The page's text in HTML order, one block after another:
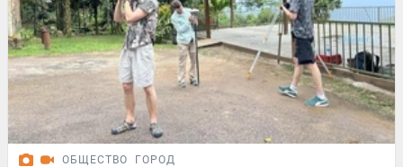
ОБЩЕСТВО ГОРОД